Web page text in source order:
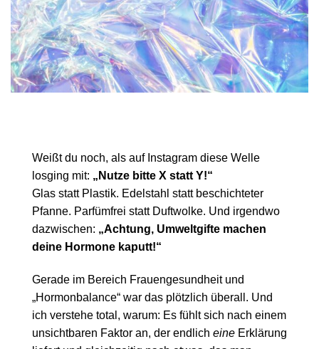
Weißt du noch, als auf Instagram diese Welle
losging mit: „Nutze bitte X statt Y!“
Glas statt Plastik. Edelstahl statt beschichteter
Pfanne. Parfümfrei statt Duftwolke. Und irgendwo
dazwischen: „Achtung, Umweltgifte machen
deine Hormone kaputt!“
Gerade im Bereich Frauengesundheit und
„Hormonbalance“ war das plötzlich überall. Und
ich verstehe total, warum: Es fühlt sich nach einem
unsichtbaren Faktor an, der endlich eine Erklärung